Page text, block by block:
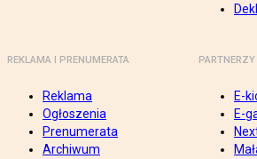
REKLAMA I PRENUMERATA
Reklama
Ogłoszenia
Prenumerata
Archiwum
PARTNERZY
E-
E-